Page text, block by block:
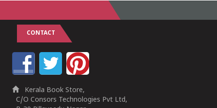
CONTACT
Kerala Book Store,
C/O Consors Technologies Pvt Ltd,